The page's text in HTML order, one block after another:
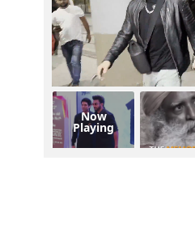
Now
Playing